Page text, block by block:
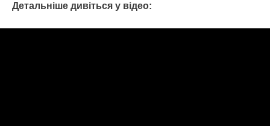
Детальніше дивіться у відео: